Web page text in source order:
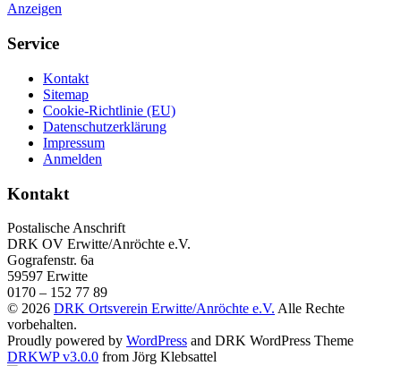
Anzeigen
Service
Kontakt
Sitemap
Cookie-Richtlinie (EU)
Datenschutzerklärung
Impressum
Anmelden
Kontakt
Postalische Anschrift
DRK OV Erwitte/Anröchte e.V.
Gografenstr. 6a
59597 Erwitte
0170 – 152 77 89
© 2026 DRK Ortsverein Erwitte/Anröchte e.V. Alle Rechte
vorbehalten.
Proudly powered by WordPress and DRK WordPress Theme
DRKWP v3.0.0 from Jörg Klebsattel